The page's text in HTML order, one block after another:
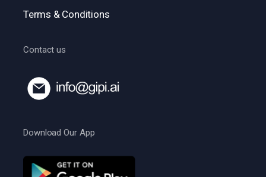
Terms & Conditions
Contact us
Download Our App